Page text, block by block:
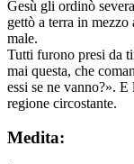
Gesù gli ordinò
gettò a terra in
male.
Tutti furono presi da
mai questa, che
essi se ne vanno?».
regione circostante.
Medita: